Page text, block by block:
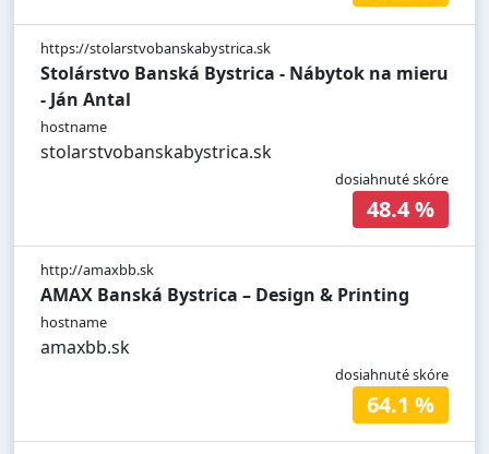
https://stolarstvobanskabystrica.sk
Stolárstvo Banská Bystrica - Nábytok na mieru
- Ján Antal
hostname
stolarstvobanskabystrica.sk
dosiahnuté skóre
48.4 %
http://amaxbb.sk
AMAX Banská Bystrica – Design & Printing
hostname
amaxbb.sk
dosiahnuté skóre
64.1 %